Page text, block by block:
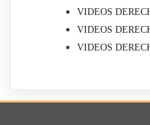
VIDEOS
VIDEOS
VIDEOS